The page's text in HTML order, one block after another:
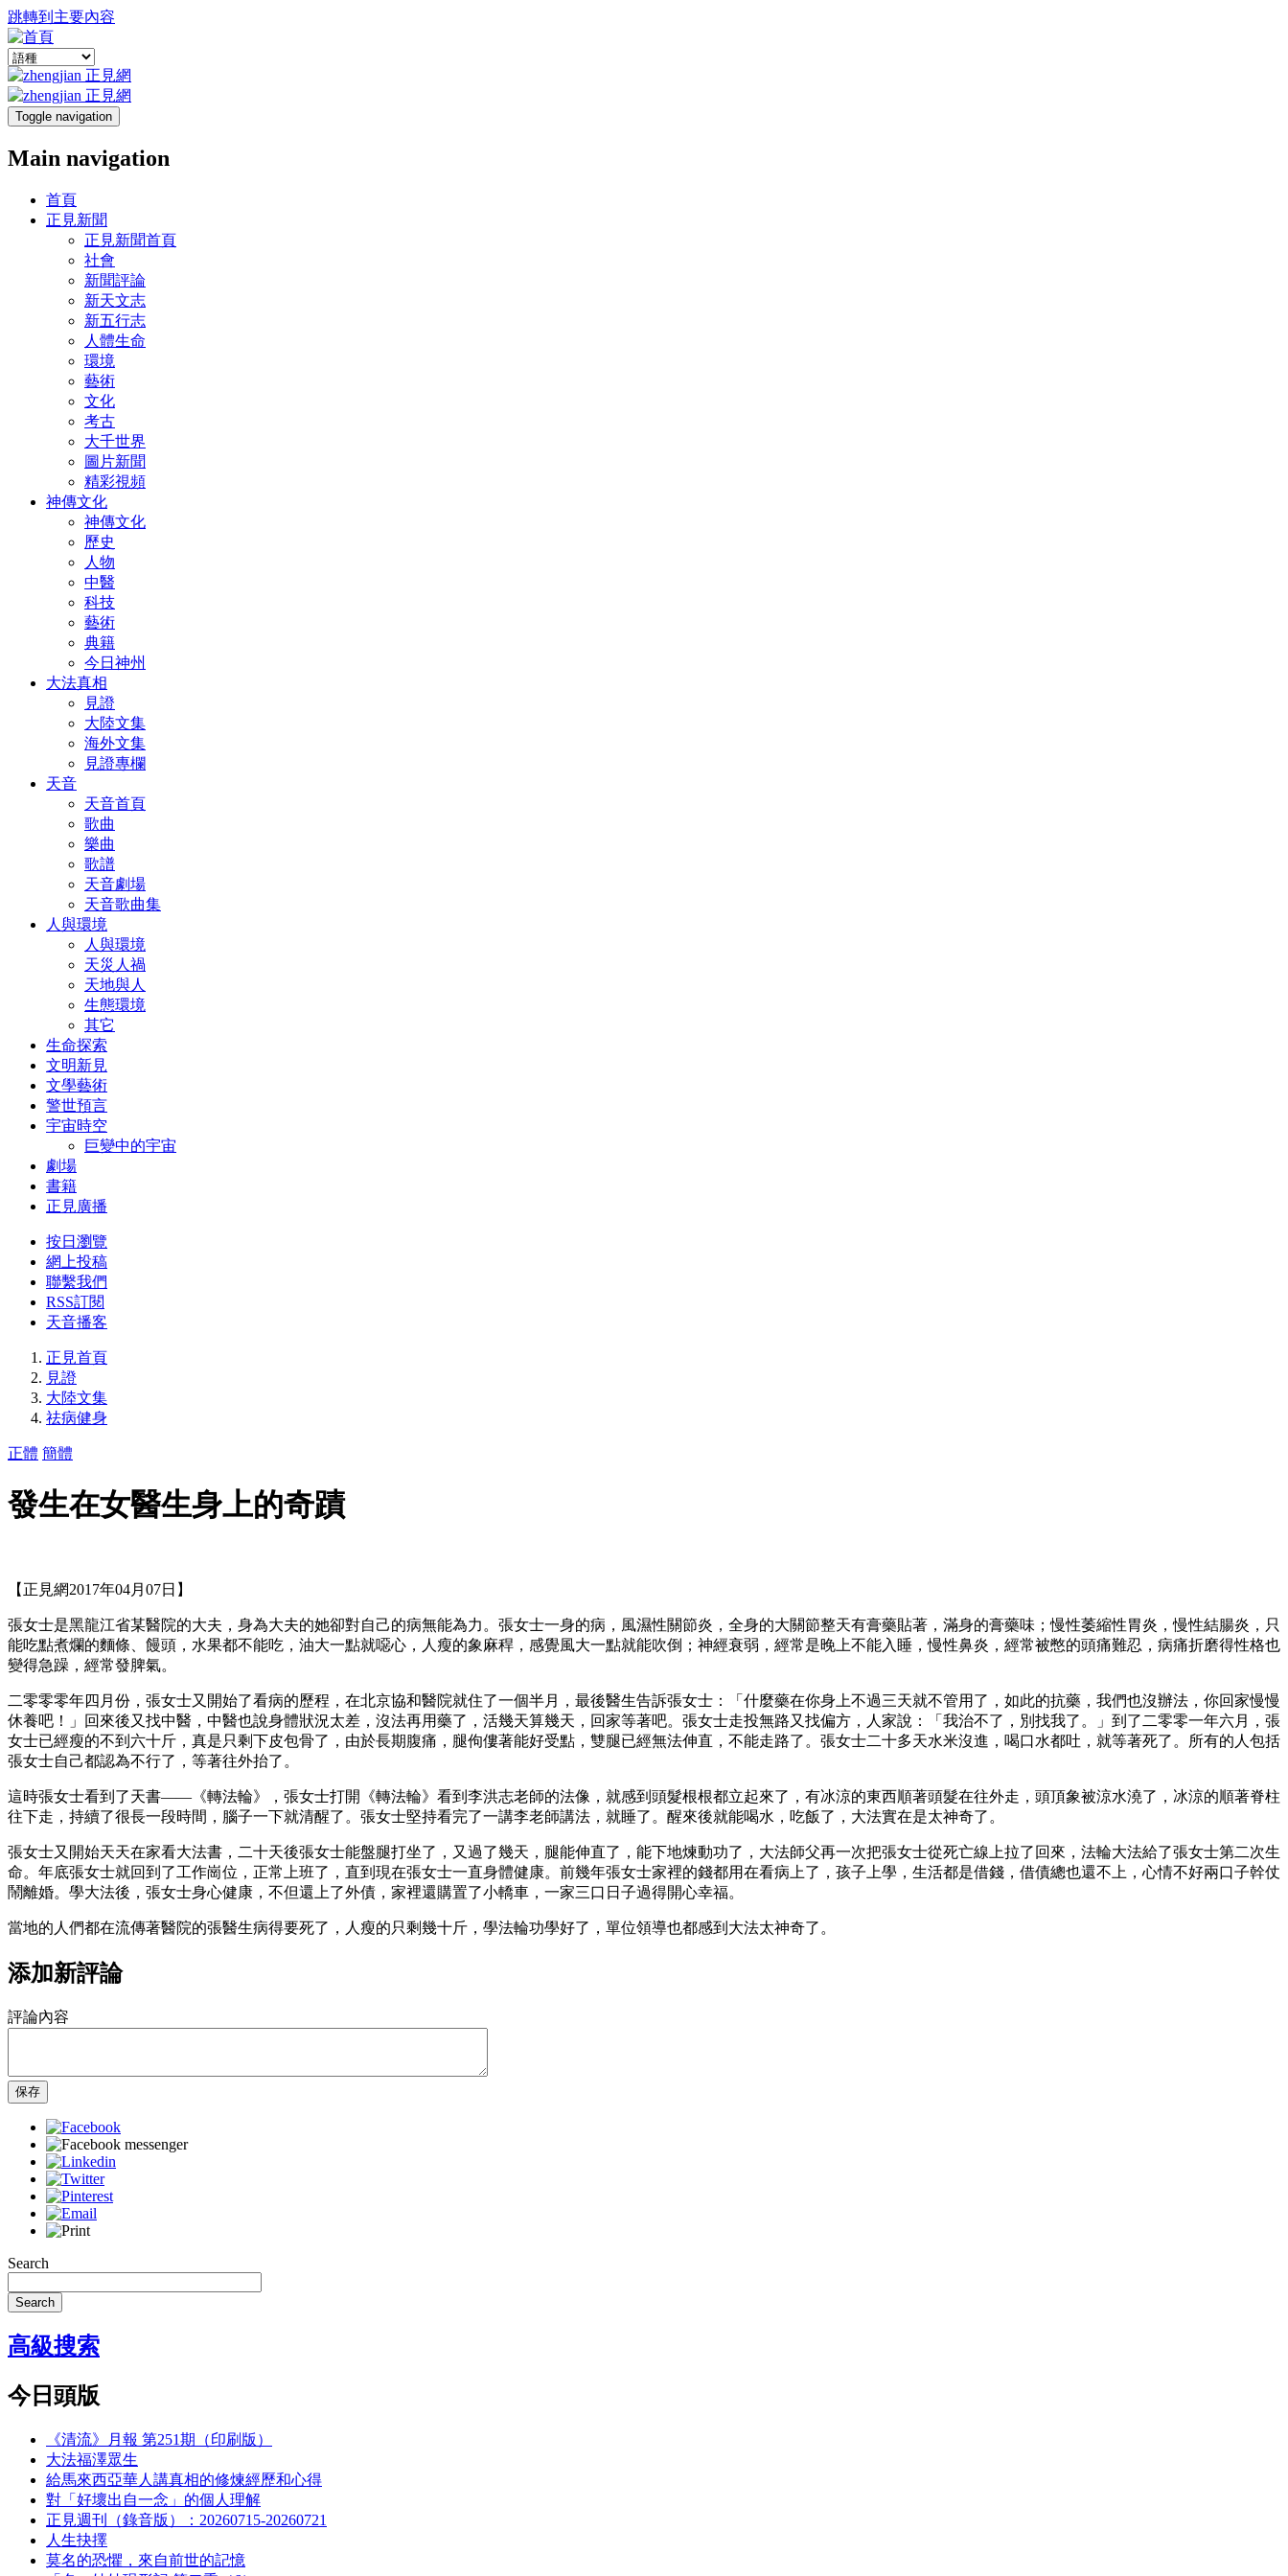
跳轉到主要內容
Toggle navigation
Main navigation
首頁
正見新聞
正見新聞首頁
社會
新聞評論
新天文志
新五行志
人體生命
環境
藝術
文化
考古
大千世界
圖片新聞
精彩視頻
神傳文化
神傳文化
歷史
人物
中醫
科技
藝術
典籍
今日神州
大法真相
見證
大陸文集
海外文集
見證專欄
天音
天音首頁
歌曲
樂曲
歌譜
天音劇場
天音歌曲集
人與環境
人與環境
天災人禍
天地與人
生態環境
其它
生命探索
文明新見
文學藝術
警世預言
宇宙時空
巨變中的宇宙
劇場
書籍
正見廣播
按日瀏覽
網上投稿
聯繫我們
RSS訂閱
天音播客
正見首頁
見證
大陸文集
祛病健身
正體 簡體
發生在女醫生身上的奇蹟
【正見網2017年04月07日】
張女士是黑龍江省某醫院的大夫，身為大夫的她卻對自己的病無能為力。張女士一身的病，風濕性關節炎，全身的大關節整天有膏藥貼著，滿身的膏藥味；慢性萎縮性胃炎，慢性結腸炎，只
能吃點煮爛的麵條、饅頭，水果都不能吃，油大一點就噁心，人瘦的象麻稈，感覺風大一點就能吹倒；神經衰弱，經常是晚上不能入睡，慢性鼻炎，經常被憋的頭痛難忍，病痛折磨得性格也
變得急躁，經常發脾氣。
二零零零年四月份，張女士又開始了看病的歷程，在北京協和醫院就住了一個半月，最後醫生告訴張女士：「什麼藥在你身上不過三天就不管用了，如此的抗藥，我們也沒辦法，你回家慢慢
休養吧！」回來後又找中醫，中醫也說身體狀況太差，沒法再用藥了，活幾天算幾天，回家等著吧。張女士走投無路又找偏方，人家說：「我治不了，別找我了。」到了二零零一年六月，張
女士已經瘦的不到六十斤，真是只剩下皮包骨了，由於長期腹痛，腿佝僂著能好受點，雙腿已經無法伸直，不能走路了。張女士二十多天水米沒進，喝口水都吐，就等著死了。所有的人包括
張女士自己都認為不行了，等著往外抬了。
這時張女士看到了天書——《轉法輪》，張女士打開《轉法輪》看到李洪志老師的法像，就感到頭髮根根都立起來了，有冰涼的東西順著頭髮在往外走，頭頂象被涼水澆了，冰涼的順著脊柱
往下走，持續了很長一段時間，腦子一下就清醒了。張女士堅持看完了一講李老師講法，就睡了。醒來後就能喝水，吃飯了，大法實在是太神奇了。
張女士又開始天天在家看大法書，二十天後張女士能盤腿打坐了，又過了幾天，腿能伸直了，能下地煉動功了，大法師父再一次把張女士從死亡線上拉了回來，法輪大法給了張女士第二次生
命。年底張女士就回到了工作崗位，正常上班了，直到現在張女士一直身體健康。前幾年張女士家裡的錢都用在看病上了，孩子上學，生活都是借錢，借債總也還不上，心情不好兩口子幹仗
鬧離婚。學大法後，張女士身心健康，不但還上了外債，家裡還購置了小轎車，一家三口日子過得開心幸福。
當地的人們都在流傳著醫院的張醫生病得要死了，人瘦的只剩幾十斤，學法輪功學好了，單位領導也都感到大法太神奇了。
添加新評論
評論內容
保存
Search
Search
高級搜索
今日頭版
《清流》月報 第251期（印刷版）
大法福澤眾生
給馬來西亞華人講真相的修煉經歷和心得
對「好壞出自一念」的個人理解
正見週刊（錄音版）：20260715-20260721
人生抉擇
莫名的恐懼，來自前世的記憶